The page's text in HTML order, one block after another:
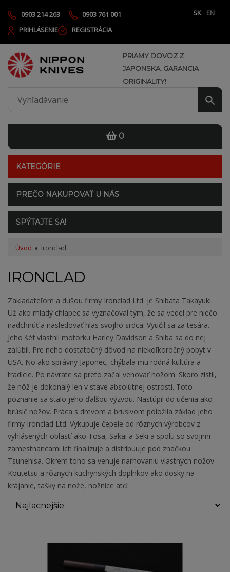
0903 214 263 0903 761 001 SK
EN
PRIHLÁSENIE
REGISTRÁCIA
PRIAMY DOVOZ Z
JAPONSKA. GARANCIA
ORIGINALITY!
0
KATEGÓRIE
PREČO NAKUPOVAŤ U NÁS
SPÝTAJTE SA!
Úvod Ironclad
IRONCLAD
Zakladateľom a dušou firmy Ironclad Ltd. je Shibata Takayuki.
Už ako mladý chlapec sa vyznačoval tým, že sa vedel pre niečo
nadchnúť a nasledovať hlas svojho srdca. Vyučil sa za tesára.
Jeho šéf vlastnil motorku Harley Davidson a Shiba sa do nej
zaľúbil. Pre neho dostatočný dôvod na niekoľkoročný pobyt v
USA. No ako správny Japonec, chýbala mu rodná kultúra a
tradície. Po návrate sa preto začal venovať nožom. Skoro zistil,
že nôž je dokonalý len v stave absolútnej ostrosti. Toto
poznanie sa stalo jeho ďalšou výzvou. Nastúpil do učenia ako
brúsič nožov. Práca s drevom a brusivom položila základ jeho
firmy Ironclad Ltd. Vykupuje čepele od rôznych výrobcov z
vyhlásených oblastí ako Tosa, Sakai a Seki a spolu so svojimi
zamestnancami ich finalizuje a distribuuje pod značkou
Tsunehisa. Okrem toho sa venuje narhovaniu vlastných nožov
Koutetsu a rôznych kuchynských doplnkov ako dosky na
krájanie, tašky na nože, nožnice atď.